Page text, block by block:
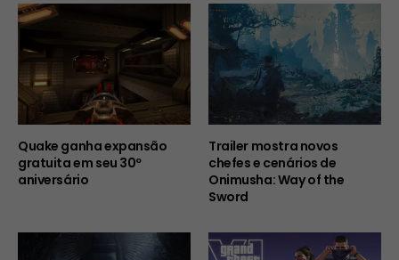
Quake ganha expansão
gratuita em seu 30º
aniversário
Trailer mostra novos
chefes e cenários de
Onimusha: Way of the
Sword